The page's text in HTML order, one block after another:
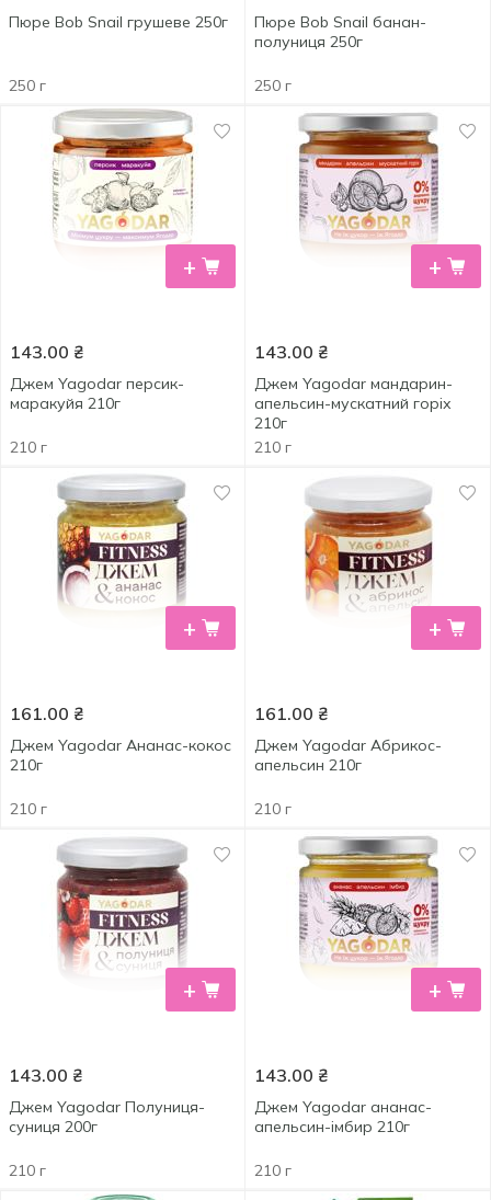
Пюре Bob Snail грушеве 250г
250 г
Пюре Bob Snail банан-
полуниця 250г
250 г
+
143.00 ₴
Джем Yagodar персик-
маракуйя 210г
210 г
+
143.00 ₴
Джем Yagodar мандарин-
апельсин-мускатний горіх
210г
210 г
+
161.00 ₴
Джем Yagodar Ананас-кокос
210г
210 г
+
161.00 ₴
Джем Yagodar Абрикос-
апельсин 210г
210 г
+
143.00 ₴
Джем Yagodar Полуниця-
суниця 200г
210 г
+
143.00 ₴
Джем Yagodar ананас-
апельсин-імбир 210г
210 г